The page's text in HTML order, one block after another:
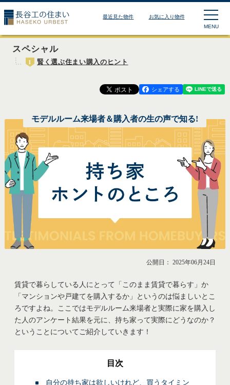
長谷工の住まい
最近見た物件
お気に入り物件
MENU
スペシャル
1 賢く選ぶ住まい購入のヒント
シェアする
モデルルーム来場者＆購入者の生の声で知る!
公開日： 2025年06月24日
賃貸で暮らしている人にとって「このまま賃貸で暮らす」か
「マンションや戸建てを購入するか」というのは悩ましいとこ
ろですよね。ここではモデルルーム来場者と実際に家を購入し
た人のアンケート結果を元に、持ち家って実際にどうなのか？
ということについてご紹介していきます！
目次
自分の持ち家は欲しいけれど、買うタイミン